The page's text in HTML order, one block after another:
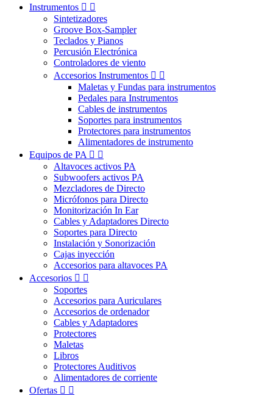
Instrumentos  
Sintetizadores
Groove Box-Sampler
Teclados y Pianos
Percusión Electrónica
Controladores de viento
Accesorios Instrumentos  
Maletas y Fundas para instrumentos
Pedales para Instrumentos
Cables de instrumentos
Soportes para instrumentos
Protectores para instrumentos
Alimentadores de instrumento
Equipos de PA  
Altavoces activos PA
Subwoofers activos PA
Mezcladores de Directo
Micrófonos para Directo
Monitorización In Ear
Cables y Adaptadores Directo
Soportes para Directo
Instalación y Sonorización
Cajas inyección
Accesorios para altavoces PA
Accesorios  
Soportes
Accesorios para Auriculares
Accesorios de ordenador
Cables y Adaptadores
Protectores
Maletas
Libros
Protectores Auditivos
Alimentadores de corriente
Ofertas  